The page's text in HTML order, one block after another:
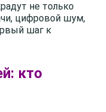
не только
цифровой шум,
шаг к
кто